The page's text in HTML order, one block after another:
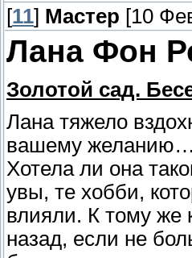
[11] Мастер [10
Лана Фон
Золотой сад.
Лана тяжело
вашему
Хотела ли она
увы, те хобби,
влияли. К тому же
назад, если не